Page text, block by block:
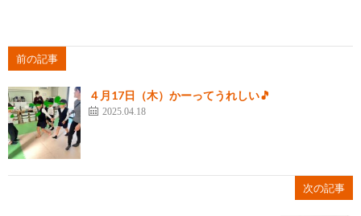
前の記事
４月17日（木）かーってうれしい🎵
2025.04.18
次の記事